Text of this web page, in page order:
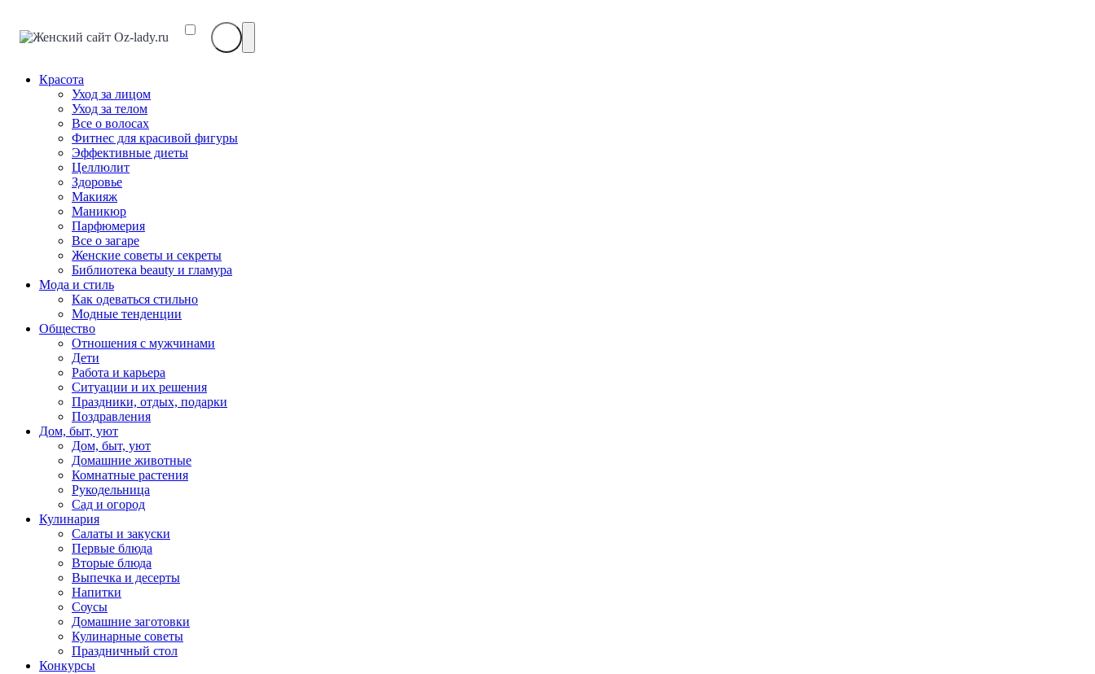
Красота
Уход за лицом
Уход за телом
Все о волосах
Фитнес для красивой фигуры
Эффективные диеты
Целлюлит
Здоровье
Макияж
Маникюр
Парфюмерия
Все о загаре
Женские советы и секреты
Библиотека beauty и гламура
Мода и стиль
Как одеваться стильно
Модные тенденции
Общество
Отношения с мужчинами
Дети
Работа и карьера
Ситуации и их решения
Праздники, отдых, подарки
Поздравления
Дом, быт, уют
Дом, быт, уют
Домашние животные
Комнатные растения
Рукодельница
Сад и огород
Кулинария
Салаты и закуски
Первые блюда
Вторые блюда
Выпечка и десерты
Напитки
Соусы
Домашние заготовки
Кулинарные советы
Праздничный стол
Конкурсы